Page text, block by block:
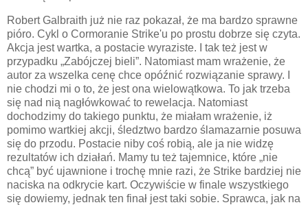
Robert Galbraith już nie raz pokazał, że ma bardzo sprawne
pióro. Cykl o Cormoranie Strike'u po prostu dobrze się czyta.
Akcja jest wartka, a postacie wyraziste. I tak też jest w
przypadku „Zabójczej bieli”. Natomiast mam wrażenie, że
autor za wszelka cenę chce opóźnić rozwiązanie sprawy. I
nie chodzi mi o to, że jest ona wielowątkowa. To jak trzeba
się nad nią nagłówkować to rewelacja. Natomiast
dochodzimy do takiego punktu, że miałam wrażenie, iż
pomimo wartkiej akcji, śledztwo bardzo ślamazarnie posuwa
się do przodu. Postacie niby coś robią, ale ja nie widzę
rezultatów ich działań. Mamy tu też tajemnice, które „nie
chcą” być ujawnione i trochę mnie razi, że Strike bardziej nie
naciska na odkrycie kart. Oczywiście w finale wszystkiego
się dowiemy, jednak ten finał jest taki sobie. Sprawca, jak na